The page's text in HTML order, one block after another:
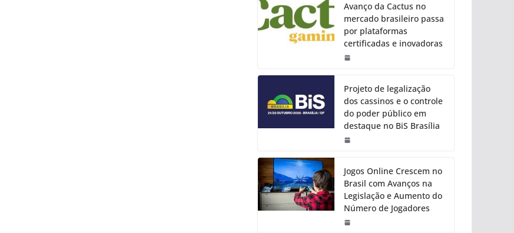
Avanço da Cactus no
mercado brasileiro passa
por plataformas
certificadas e inovadoras
Projeto de legalização
dos cassinos e o controle
do poder público em
destaque no BiS Brasília
Jogos Online Crescem no
Brasil com Avanços na
Legislação e Aumento do
Número de Jogadores